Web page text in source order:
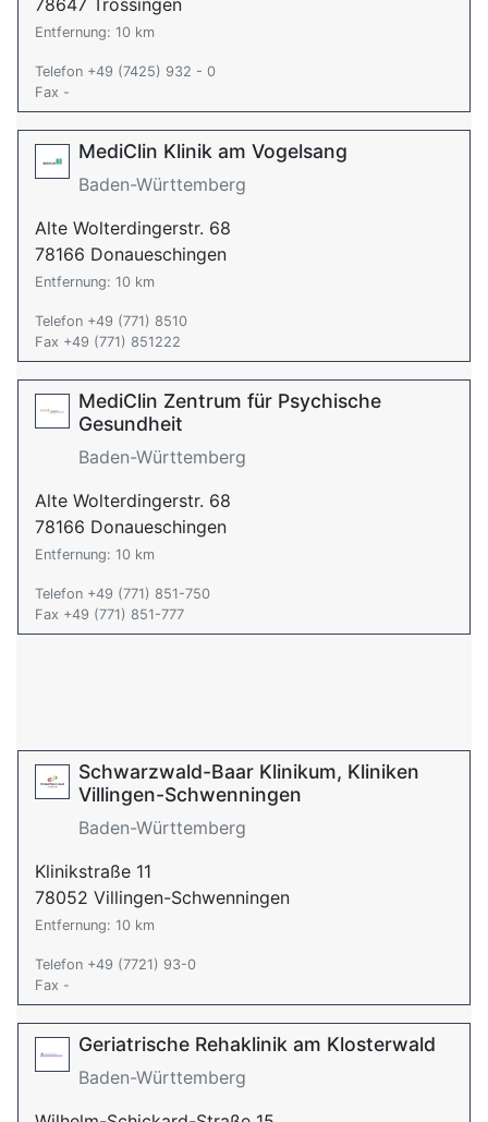
78647 Trossingen
Entfernung: 10 km
Telefon +49 (7425) 932 - 0
Fax -
MediClin Klinik am Vogelsang
Baden-Württemberg
Alte Wolterdingerstr. 68
78166 Donaueschingen
Entfernung: 10 km
Telefon +49 (771) 8510
Fax +49 (771) 851222
MediClin Zentrum für Psychische
Gesundheit
Baden-Württemberg
Alte Wolterdingerstr. 68
78166 Donaueschingen
Entfernung: 10 km
Telefon +49 (771) 851-750
Fax +49 (771) 851-777
Schwarzwald-Baar Klinikum, Kliniken
Villingen-Schwenningen
Baden-Württemberg
Klinikstraße 11
78052 Villingen-Schwenningen
Entfernung: 10 km
Telefon +49 (7721) 93-0
Fax -
Geriatrische Rehaklinik am Klosterwald
Baden-Württemberg